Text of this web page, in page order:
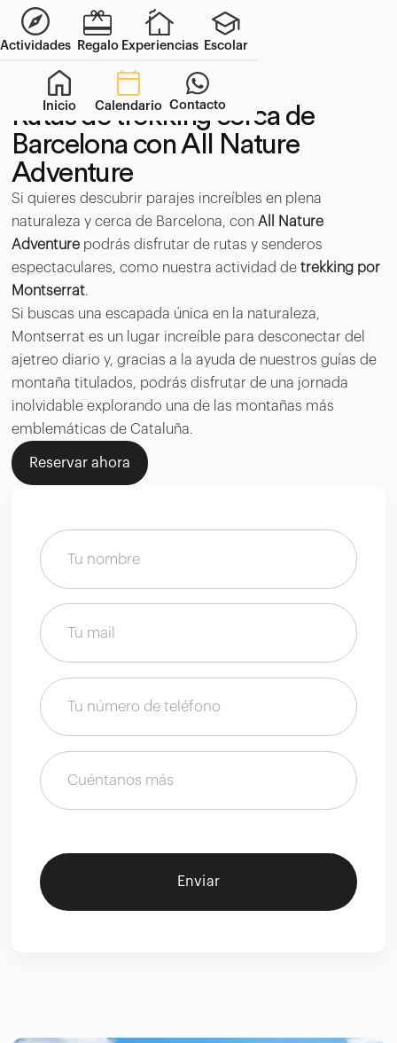
Actividades Regalo Experiencias Escolar
Inicio Calendario Contacto
Rutas de trekking cerca de
Barcelona con All Nature
Adventure
Si quieres descubrir parajes increíbles en plena
naturaleza y cerca de Barcelona, con All Nature
Adventure podrás disfrutar de rutas y senderos
espectaculares, como nuestra actividad de trekking por
Montserrat.
Si buscas una escapada única en la naturaleza,
Montserrat es un lugar increíble para desconectar del
ajetreo diario y, gracias a la ayuda de nuestros guías de
montaña titulados, podrás disfrutar de una jornada
inolvidable explorando una de las montañas más
emblemáticas de Cataluña.
Reservar ahora